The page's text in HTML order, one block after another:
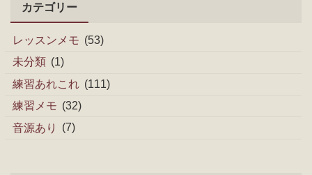
カテゴリー
レッスンメモ (53)
未分類 (1)
練習あれこれ (111)
練習メモ (32)
音源あり
(7)